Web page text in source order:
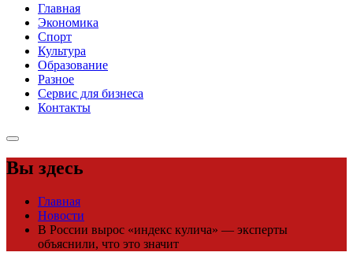
Главная
Экономика
Спорт
Культура
Образование
Разное
Сервис для бизнеса
Контакты
Вы здесь
Главная
Новости
В России вырос «индекс кулича» — эксперты
объяснили, что это значит